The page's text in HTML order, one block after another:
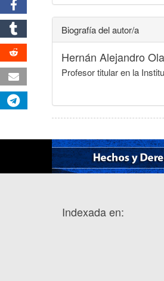
Biografía del autor/a
Hernán Alejandro
Profesor titular en la
Indexada en: